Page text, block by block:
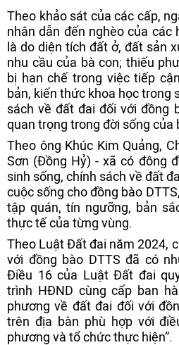
Theo khảo sát của các cấp,
nhân dẫn đến nghèo của các
là do diện tích đất ở, đất sản
nhu cầu của bà con; thiếu
bị hạn chế trong việc tiếp
bản, kiến thức khoa học trong
sách về đất đai đối với đồng
quan trọng trong đời sống của
Theo ông Khúc Kim Quảng,
Sơn (Đồng Hỷ) - xã có đông
sinh sống, chính sách về đất
cuộc sống cho đồng bào
tập quán, tín ngưỡng, bản
thực tế của từng vùng.
Theo Luật Đất đai năm 2024,
với đồng bào DTTS đã có
Điều 16 của Luật Đất đai
trình HĐND cùng cấp ban
phương về đất đai đối với
trên địa bàn phù hợp với
phương và tổ chức thực hiện”.